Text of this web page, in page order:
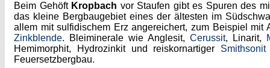
Beim Gehöft Kropbach vor Staufen gibt es Spuren des
das kleine Bergbaugebiet eines der ältesten im
allem mit sulfidischem Erz angereichert, zum Beispiel
Zinkblende. Bleiminerale wie Anglesit, Cerussit, Linarit,
Hemimorphit, Hydrozinkit und reiskornartiger Smithsonit
Feuersetzbergbau.